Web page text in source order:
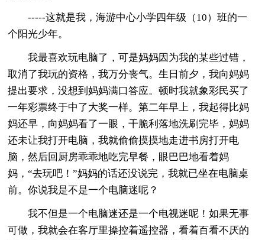
-----这就是我，海游中心小学四年级（10）班的一
个阳光少年。
我最喜欢玩电脑了，可是妈妈因为我的某些过错，
取消了我玩的资格，我万分丧气。生日前夕，我向妈妈
提出要求，没想到妈妈满口答应。顿时我就象彩民买了
一年彩票终于中了大奖一样。第二年早上，我起得比妈
妈还早，向妈妈看了一眼，干脆利落地洗刷完毕，妈妈
还未让我打开电脑，我就偷偷摸摸地走进书房打开电
脑，然后回厨房乖乖地吃完早餐，眼巴巴地看着妈
妈，“去玩吧！”妈妈的话还没说完，我就已坐在电脑桌
前。你说我是不是一个电脑迷呢？
我不但是一个电脑迷还是一个电视迷呢！如果无事
可做，我就会在客厅里操控着遥控器，看着百看不厌的